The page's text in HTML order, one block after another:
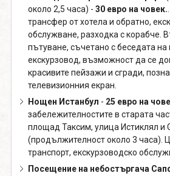
около 2,5 часа) - 30 евро на човек.
трансфер от хотела и обратно,
обслужване, разходка с корабче.
пътуване, съчетано с беседата
екскурзовод, възможност да се
красивите пейзажи и сгради,
телевизионния екран.
Нощен Истанбул - 25 евро на
забележителностите в старата
площад Таксим, улица Истиклял и
(продължителност около 3 часа).
транспорт, екскурзоводско
Посещение на небостъргача